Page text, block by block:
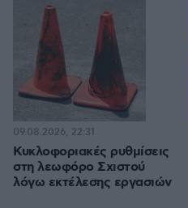
Κυκλοφοριακές ρυθμίσεις
στη λεωφόρο Σχιστού
λόγω εκτέλεσης εργασιών
09.08.2026, 22:31